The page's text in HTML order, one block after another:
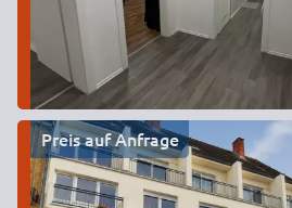
Preis auf Anfrage